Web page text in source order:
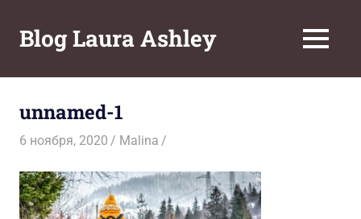
содержимому
Blog Laura Ashley МЕНЮ
unnamed-1
6 ноября, 2020 Malina